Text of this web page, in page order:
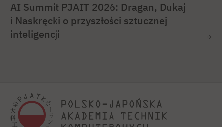
AI Summit PJAIT 2026: Dragan, Dukaj
i Naskręcki o przyszłości sztucznej
inteligencji